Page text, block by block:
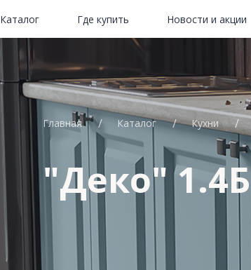
Каталог Где купить Новости и акции
Главная Каталог Кухни
"Деко" 1.4Б